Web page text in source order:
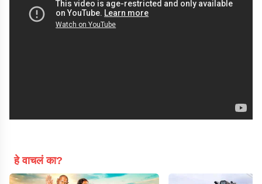
हे वाचलं का?